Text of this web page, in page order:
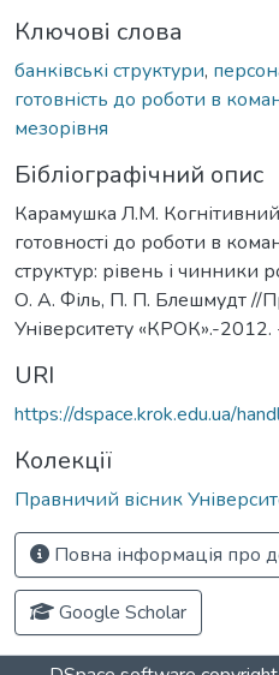
Ключові слова
банківські структури,
готовність до роботи в
мезорівня
Бібліографічний опис
Карамушка Л.М.
готовності до роботи в
структур: рівень і чинники
О. А. Філь, П. П. Блешмудт //
Університету «КРОК».-
URI
https://dspace.krok.edu.ua/
Колекції
Правничий вісник
Повна інформація про
Google Scholar